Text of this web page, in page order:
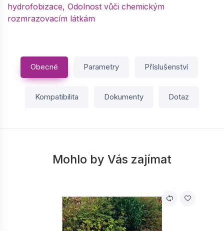
hydrofobizace, Odolnost vůči chemickým
rozmrazovacím látkám
Obecné Parametry Příslušenství
Kompatibilita Dokumenty Dotaz
Mohlo by Vás zajímat